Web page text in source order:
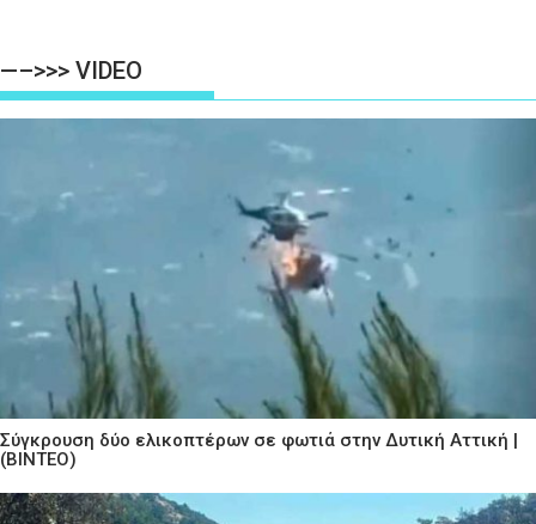
—–>>> VIDEO
Σύγκρουση δύο ελικοπτέρων σε φωτιά στην Δυτική Αττική |
(ΒΙΝΤΕΟ)